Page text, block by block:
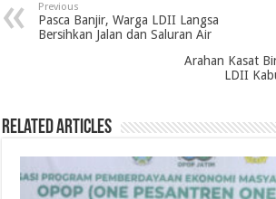
Previous
Pasca Banjir, Warga LDII Langsa
Bersihkan Jalan dan Saluran Air
Arahan Kasat
LDII
Related Articles